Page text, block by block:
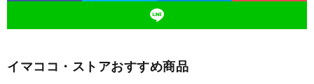
イマココ・ストアおすすめ商品